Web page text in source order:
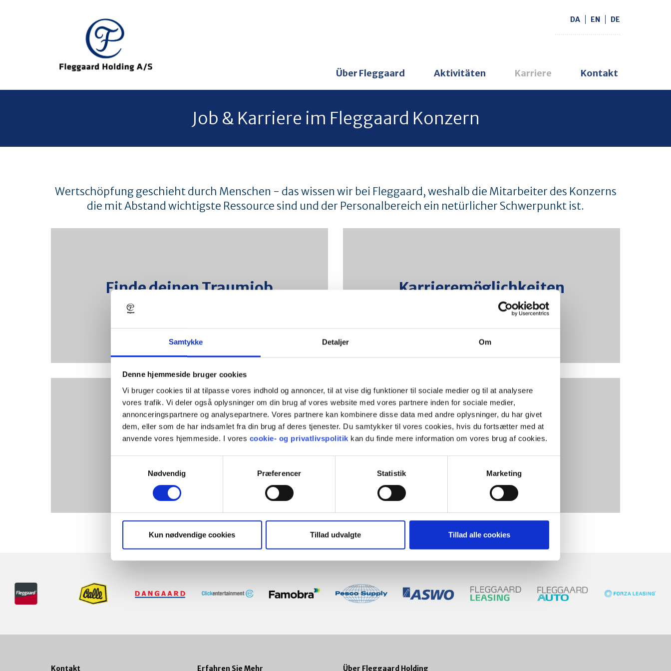
Samtykke Detaljer Om
Denne hjemmeside bruger cookies
Vi bruger cookies til at tilpasse vores indhold og annoncer, til at vise dig funktioner til sociale medier og til at analysere
vores trafik. Vi deler også oplysninger om din brug af vores website med vores partnere inden for sociale medier,
annonceringspartnere og analysepartnere. Vores partnere kan kombinere disse data med andre oplysninger, du har givet
dem, eller som de har indsamlet fra din brug af deres tjenester. Du samtykker til vores cookies, hvis du fortsætter med at
anvende vores hjemmeside. I vores cookie- og privatlivspolitik kan du finde mere information om vores brug af cookies.
Nødvendig
Præferencer Statistik Marketing
Kun nødvendige cookies Tillad udvalgte Tillad alle cookies
DA EN DE
Über Fleggaard Aktivitäten Karriere Kontakt
Job & Karriere im Fleggaard Konzern
Wertschöpfung geschieht durch Menschen - das wissen wir bei Fleggaard, weshalb die Mitarbeiter des Konzerns
die mit Abstand wichtigste Ressource sind und der Personalbereich ein netürlicher Schwerpunkt ist.
Finde deinen Traumjob
Siehe vakante Positionen
Melde dich beim Jobalarm an
Weiterlesen
Karrieremöglichkeiten
im Konzern
Fortbildung
Weiterlesen
Unsere Mitarbeiter
berichten
Weiterlesen
Unsere Mitarbeiter berichten
Treffe vier ganz unterschiedliche Profile
Ein Teil von Fleggaard
zu sein
Weiterlesen
Ein Teil von Fleggaard zu sein
Die Fleggaard Kultur
Weiterlesen
Kontakt Erfahren Sie Mehr Über Fleggaard Holding